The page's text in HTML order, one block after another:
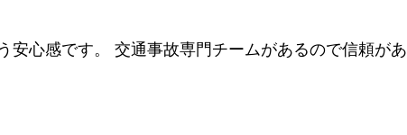
心感です。 交通事故専門チームがあるので信頼があ